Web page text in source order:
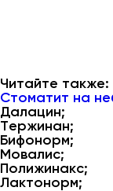
Читайте также:
Стоматит на
Далацин;
Тержинан;
Бифонорм;
Мовалис;
Полижинакс;
Лактонорм;